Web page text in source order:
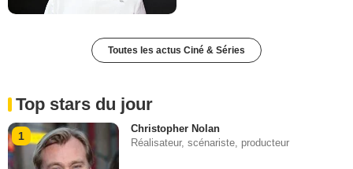
Toutes les actus Ciné & Séries
Top stars du jour
1
Christopher Nolan
Réalisateur, scénariste, producteur